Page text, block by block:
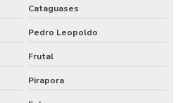
Cataguases
Pedro Leopoldo
Frutal
Pirapora